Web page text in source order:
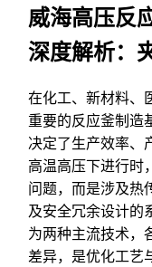
威海高压反
深度解析：
在化工、新材料、
重要的反应釜制造
决定了生产效率、
高温高压下进行时
问题，而是涉及热
及安全冗余设计的
为两种主流技术，
差异，是优化工艺